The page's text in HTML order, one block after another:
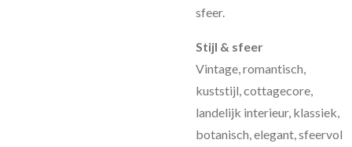
sfeer.
Stijl & sfeer
Vintage, romantisch,
kuststijl, cottagecore,
landelijk interieur, klassiek,
botanisch, elegant, sfeervol